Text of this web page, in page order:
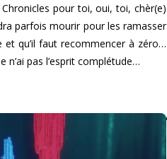
pour toi, oui, toi, chèr(e)
parfois mourir pour les ramasser
qu’il faut recommencer à zéro…
pas l’esprit complétude…